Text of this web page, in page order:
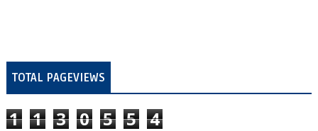
TOTAL PAGEVIEWS
1 1 3 0 5 5 4